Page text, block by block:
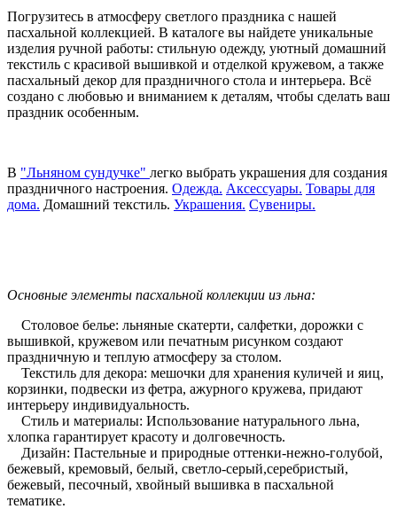
Погрузитесь в атмосферу светлого праздника с нашей
пасхальной коллекцией. В каталоге вы найдете уникальные
изделия ручной работы: стильную одежду, уютный домашний
текстиль с красивой вышивкой и отделкой кружевом, а также
пасхальный декор для праздничного стола и интерьера. Всё
создано с любовью и вниманием к деталям, чтобы сделать ваш
праздник особенным.
В "Льняном сундучке" легко выбрать украшения для создания
праздничного настроения. Одежда. Аксессуары. Товары для
дома. Домашний текстиль. Украшения. Сувениры.
Основные элементы пасхальной коллекции из льна:
Столовое белье: льняные скатерти, салфетки, дорожки с
вышивкой, кружевом или печатным рисунком создают
праздничную и теплую атмосферу за столом.
Текстиль для декора: мешочки для хранения куличей и яиц,
корзинки, подвески из фетра, ажурного кружева, придают
интерьеру индивидуальность.
Стиль и материалы: Использование натурального льна,
хлопка гарантирует красоту и долговечность.
Дизайн: Пастельные и природные оттенки-нежно-голубой,
бежевый, кремовый, белый, светло-серый,серебристый,
бежевый, песочный, хвойный вышивка в пасхальной
тематике.